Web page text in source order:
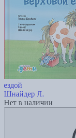
ездой
Шнайдер Л.
Нет в наличии